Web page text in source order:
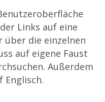
Links auf eine
über die einzelnen
auf eigene Faust
Außerdem
Englisch.